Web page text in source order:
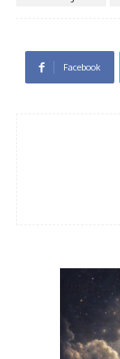
Facebook